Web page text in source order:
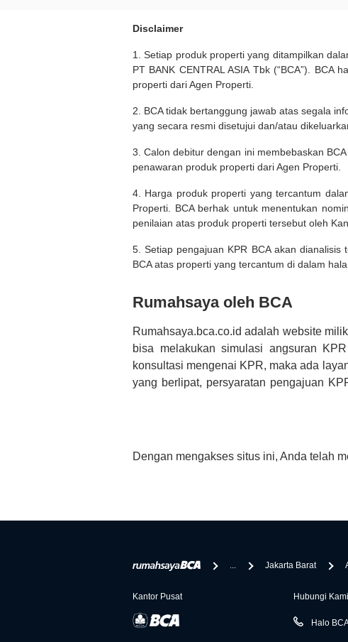
Disclaimer
1. Setiap produk properti yang ditampilkan
PT BANK CENTRAL ASIA Tbk (“BCA”).
properti dari Agen Properti.
2. BCA tidak bertanggung jawab atas segala
yang secara resmi disetujui dan/atau
3. Calon debitur dengan ini membebaskan
penawaran produk properti dari Agen Properti.
4. Harga produk properti yang tercantum
Properti. BCA berhak untuk menentukan
penilaian atas produk properti tersebut oleh
5. Setiap pengajuan KPR BCA akan
BCA atas properti yang tercantum di dalam
Rumahsaya oleh BCA
Rumahsaya.bca.co.id adalah website
bisa melakukan simulasi angsuran
konsultasi mengenai KPR, maka ada
yang berlipat, persyaratan pengajuan
informasi yang rekanan berikan selain
Dengan mengakses situs ini, Anda telah
... Jakarta Barat
Kantor Pusat Hubungi Kami
Halo